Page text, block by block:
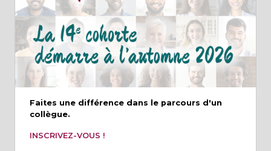
Faites une différence dans le parcours d'un
collègue.
INSCRIVEZ-VOUS !